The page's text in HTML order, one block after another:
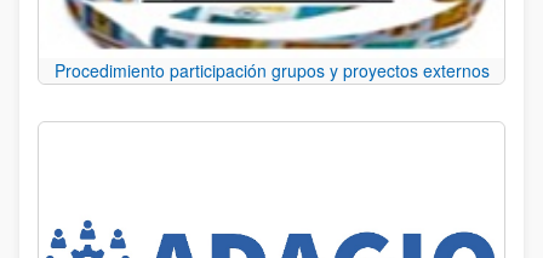
Procedimiento participación grupos y proyectos externos